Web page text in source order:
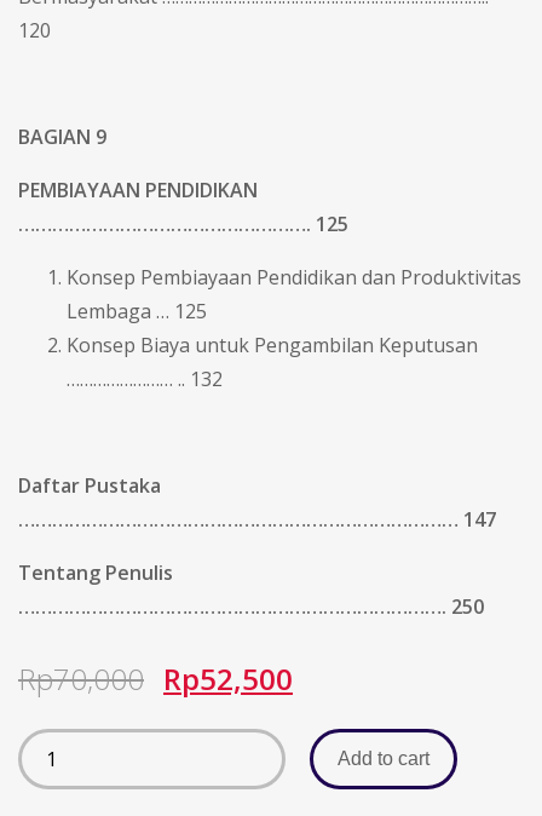
120
BAGIAN 9
PEMBIAYAAN PENDIDIKAN
……………………………………………. 125
Konsep Pembiayaan Pendidikan dan Produktivitas
Lembaga … 125
Konsep Biaya untuk Pengambilan Keputusan
…………………… .. 132
Daftar Pustaka
…………………………………………………………………… 147
Tentang Penulis
…………………………………………………………………. 250
Rp70,000 Rp52,500
Add to cart